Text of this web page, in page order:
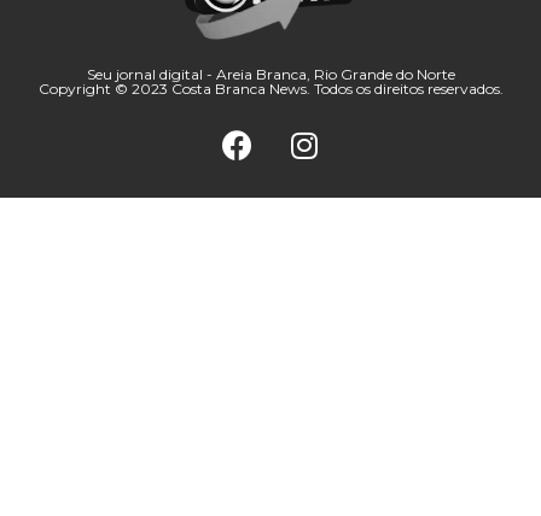
Seu jornal digital - Areia Branca, Rio Grande do Norte
Copyright © 2023 Costa Branca News. Todos os direitos reservados.